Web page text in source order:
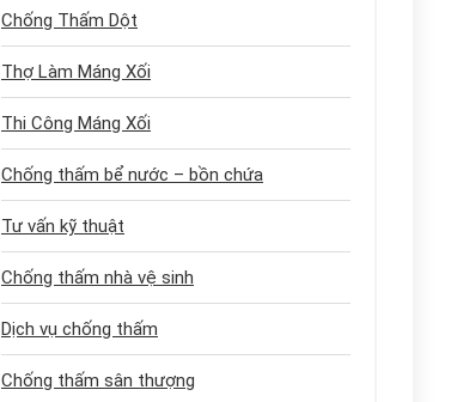
Chống Thấm Dột
Thợ Làm Máng Xối
Thi Công Máng Xối
Chống thấm bể nước – bồn chứa
Tư vấn kỹ thuật
Chống thấm nhà vệ sinh
Dịch vụ chống thấm
Chống thấm sân thượng